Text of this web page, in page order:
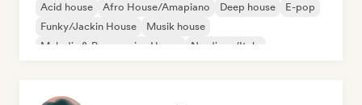
Acid house Afro House/Amapiano Deep house
E-pop
Funky/Jackin House
Musik house
Melodic & Progressive House
Nu-disco/Italo